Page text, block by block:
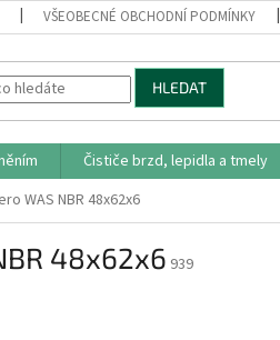
VŠEOBECNÉ OBCHODNÍ PODMÍNKY
HLEDAT
Čističe brzd, lepidla a tmely
WAS NBR 48x62x6
48x62x6 939